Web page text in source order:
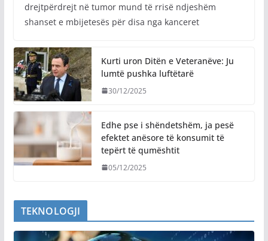
drejtpërdrejt në tumor mund të rrisë ndjeshëm
shanset e mbijetesës për disa nga kanceret
Kurti uron Ditën e Veteranëve: Ju
lumtë pushka luftëtarë
30/12/2025
Edhe pse i shëndetshëm, ja pesë
efektet anësore të konsumit të
tepërt të qumështit
05/12/2025
TEKNOLOGJI